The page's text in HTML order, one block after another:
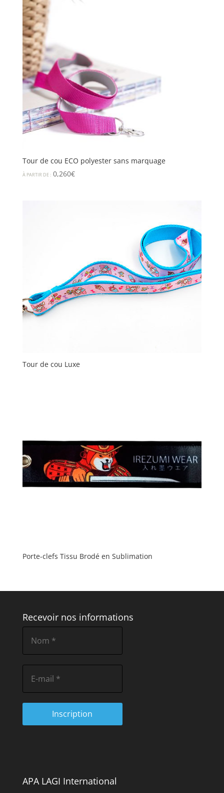
Tour de cou ECO polyester sans marquage
À PARTIR DE : 0,260€
Tour de cou Luxe
Porte-clefs Tissu Brodé en Sublimation
Recevoir nos informations
APA LAGI International